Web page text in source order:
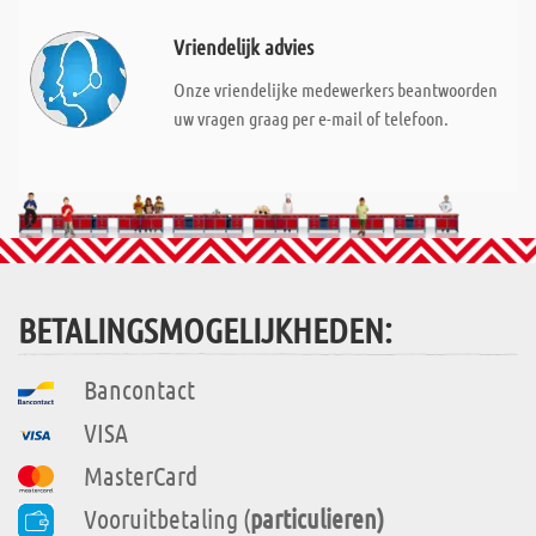
Vriendelijk advies
Onze vriendelijke medewerkers beantwoorden
uw vragen graag per e-mail of telefoon.
BETALINGSMOGELIJKHEDEN:
Bancontact
VISA
MasterCard
Vooruitbetaling (particulieren)